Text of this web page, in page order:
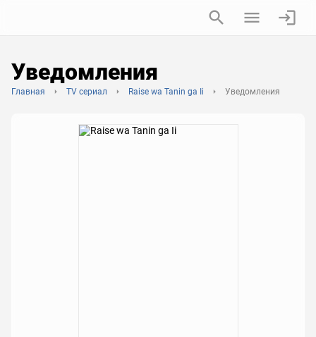
Уведомления
Главная TV сериал Raise wa Tanin ga Ii Уведомления